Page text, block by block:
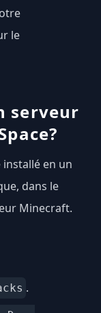
le
serveur
installé en un
dans le
Minecraft.
.